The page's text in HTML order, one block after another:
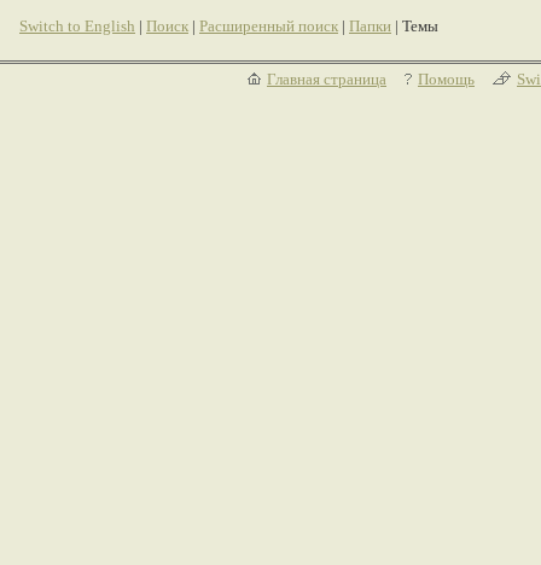
Switch to English | Поиск | Расширенный поиск | Папки | Темы
Главная страница Помощь